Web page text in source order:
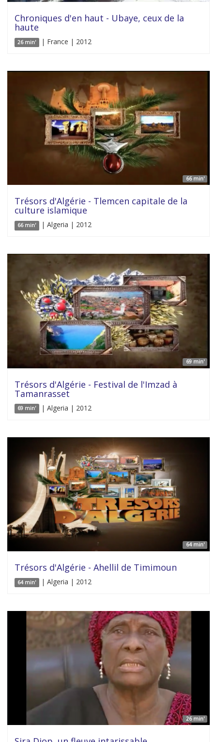
Chroniques d'en haut - Ubaye, ceux de la
haute
26 min' | France | 2012
66 min'
Trésors d'Algérie - Tlemcen capitale de la
culture islamique
66 min' | Algeria | 2012
69 min'
Trésors d'Algérie - Festival de l'Imzad à
Tamanrasset
69 min' | Algeria | 2012
64 min'
Trésors d'Algérie - Ahellil de Timimoun
64 min' | Algeria | 2012
26 min'